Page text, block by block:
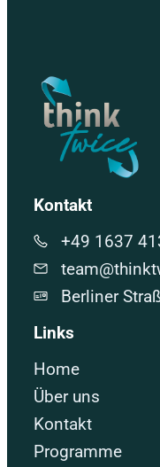
Kontakt
+49 1637
Berliner
Links
Home
Über uns
Kontakt
Programme